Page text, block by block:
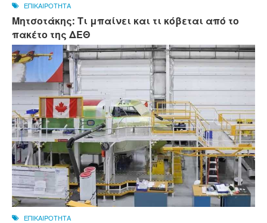
ΕΠΙΚΑΙΡΟΤΗΤΑ
Μητσοτάκης: Τι μπαίνει και τι κόβεται από το
πακέτο της ΔΕΘ
ΕΠΙΚΑΙΡΟΤΗΤΑ